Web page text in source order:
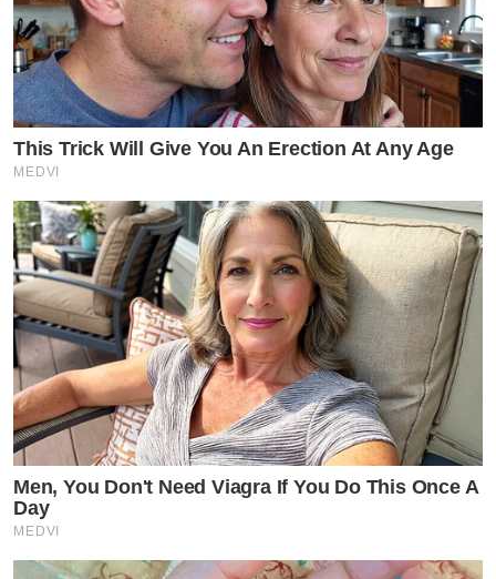
This Trick Will Give You An Erection At Any Age
MEDVI
Men, You Don't Need Viagra If You Do This Once A
Day
MEDVI